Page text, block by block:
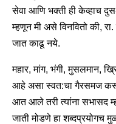
सेवा आणि भक्ती ही केव्हाच
म्हणून मी असे विनवितो की, रा.
जात काढू नये.
महार, मांग, भंगी, मुसलमान,
आहे असा स्वत:चा गैरसमज करून
आत आले तरी त्यांना सभासद
जाती मोडणे हा शब्दप्रयोगच